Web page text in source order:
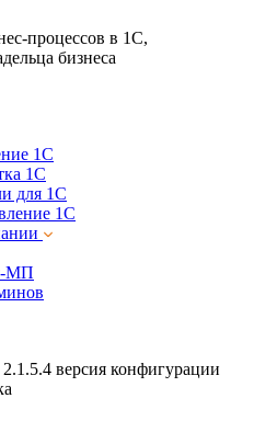
процессов в 1С,
бизнеса
1С
1С
для 1С
1С
МП
версия конфигурации